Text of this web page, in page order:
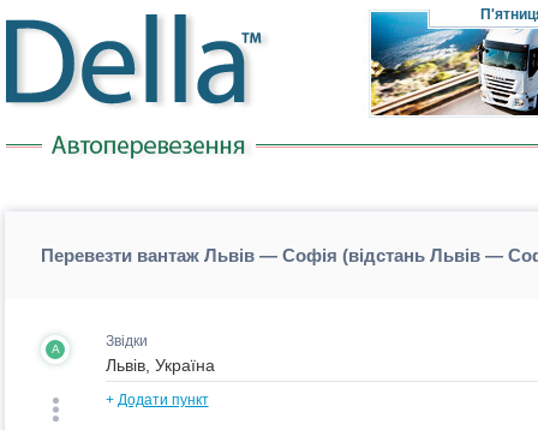
Перевезти вантаж Львів — Софія (відстань Львів —
A Звідки
+ Додати пункт